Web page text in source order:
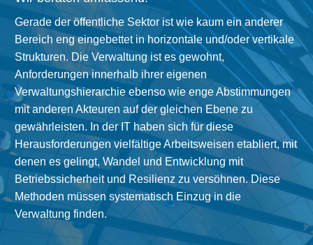
Gerade der öffentliche Sektor ist wie kaum ein anderer
Bereich eng eingebettet in horizontale und/oder vertikale
Strukturen. Die Verwaltung ist es gewohnt,
Anforderungen innerhalb ihrer eigenen
Verwaltungshierarchie ebenso wie enge Abstimmungen
mit anderen Akteuren auf der gleichen Ebene zu
gewährleisten. In der IT haben sich für diese
Herausforderungen vielfältige Arbeitsweisen etabliert, mit
denen es gelingt, Wandel und Entwicklung mit
Betriebssicherheit und Resilienz zu versöhnen. Diese
Methoden müssen systematisch Einzug in die
Verwaltung finden.